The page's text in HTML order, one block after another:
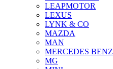
LEAPMOTOR
LEXUS
LYNK & CO
MAZDA
MAN
MERCEDES BENZ
MG